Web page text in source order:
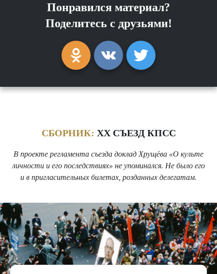
Понравился материал?
Поделитесь с друзьями!
СБОРНИК: ХХ СЪЕЗД КПСС
В проекте регламента съезда доклад Хрущёва «О культе
личности и его последствиях» не упоминался. Не было его
и в пригласительных билетах, розданных делегатам.